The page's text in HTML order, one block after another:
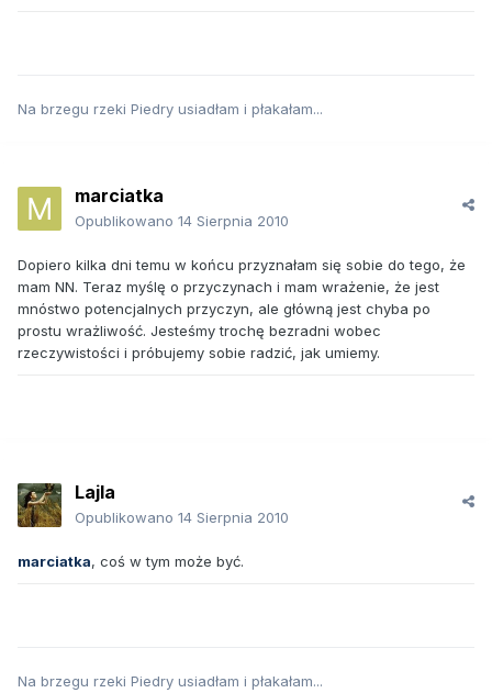
Na brzegu rzeki Piedry usiadłam i płakałam...
marciatka
Opublikowano 14 Sierpnia 2010
Dopiero kilka dni temu w końcu przyznałam się sobie do tego, że
mam NN. Teraz myślę o przyczynach i mam wrażenie, że jest
mnóstwo potencjalnych przyczyn, ale główną jest chyba po
prostu wrażliwość. Jesteśmy trochę bezradni wobec
rzeczywistości i próbujemy sobie radzić, jak umiemy.
Lajla
Opublikowano 14 Sierpnia 2010
marciatka, coś w tym może być.
Na brzegu rzeki Piedry usiadłam i płakałam...